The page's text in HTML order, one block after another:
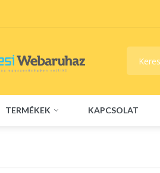
TERMÉKEK KAPCSOLAT